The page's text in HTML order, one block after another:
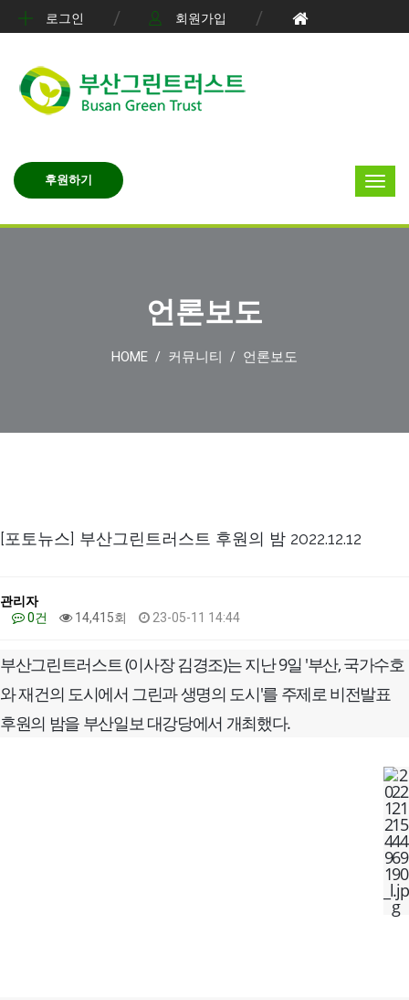
로그인 회원가입
후원하기
언론보도
HOME / 커뮤니티 / 언론보도
[포토뉴스] 부산그린트러스트 후원의 밤 2022.12.12
관리자
0건
14,415회 23-05-11 14:44
부산그린트러스트 (이사장 김경조)는 지난 9일 '부산, 국가수호
와 재건의 도시에서 그린과 생명의 도시'를 주제로 비전발표
후원의 밤을 부산일보 대강당에서 개최했다.